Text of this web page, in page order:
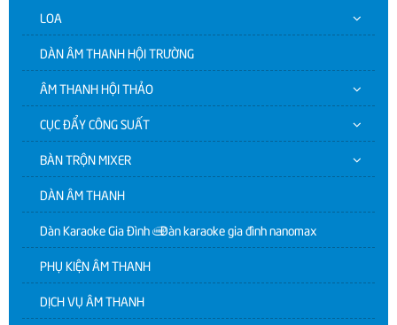
LOA
DÀN ÂM THANH HỘI TRƯỜNG
ÂM THANH HỘI THẢO
CỤC ĐẨY CÔNG SUẤT
BÀN TRỘN MIXER
DÀN ÂM THANH
Dàn Karaoke Gia Đình | Dàn karaoke gia đình nanomax
PHỤ KIỆN ÂM THANH
DỊCH VỤ ÂM THANH